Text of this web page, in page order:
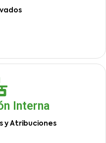
Interna
y Atribuciones